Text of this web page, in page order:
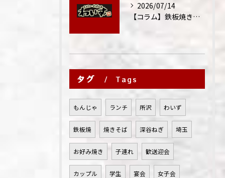
2026/07/14
【コラム】鉄板焼きが"コミュニケーション飯"と呼ばれる理由
タグ Tags
もんじゃ ランチ 所沢 わいず
鉄板焼 焼きそば 深谷ねぎ 埼玉
お好み焼き 子連れ 歓送迎会
カップル 学生 宴会 女子会